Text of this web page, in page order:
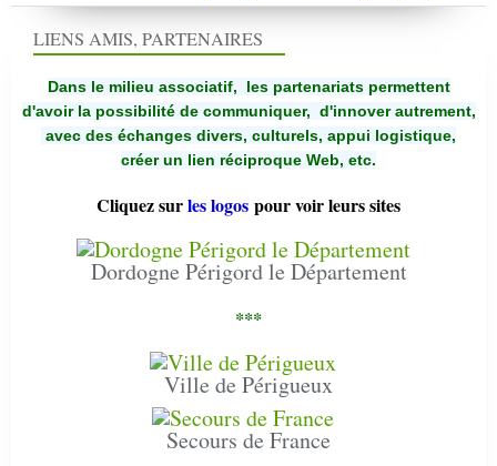
LIENS AMIS, PARTENAIRES
Dans le milieu associatif, les partenariats permettent
d'avoir la possibilité de communiquer, d'innover autrement,
avec des échanges divers, culturels, appui logistique,
créer un lien réciproque Web, etc.
Cliquez surles logos pour voir leurs sites
Dordogne Périgord le Département
***
Ville de Périgueux
Secours de France